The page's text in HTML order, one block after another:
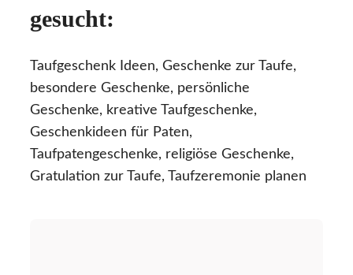
gesucht:
Taufgeschenk Ideen, Geschenke zur Taufe,
besondere Geschenke, persönliche
Geschenke, kreative Taufgeschenke,
Geschenkideen für Paten,
Taufpatengeschenke, religiöse Geschenke,
Gratulation zur Taufe, Taufzeremonie planen